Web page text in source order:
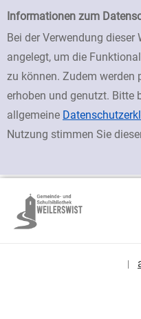
Einfache Suche
Informationen zum
Bei der Verwendung dieser
angelegt, um die
zu können. Zudem werden
erhoben und genutzt. Bitte
allgemeine
Nutzung stimmen Sie
zur Navigation springen
zum Inhalt springen
Zu den Suchfiltern springen
Zur Trefferliste springen